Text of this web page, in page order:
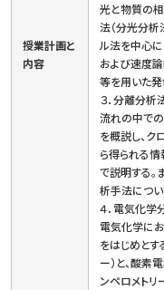
授業計画と
内容
光と物質の
法（分光分析
ル法を中心に
および速度
等を用いた発
３．分離分析
流れの中で
を概説し、ク
ら得られる
で説明する。
析手法につい
４．電気化学
電気化学に
をはじめとす
ー）と、酸素
ンペロメトリ